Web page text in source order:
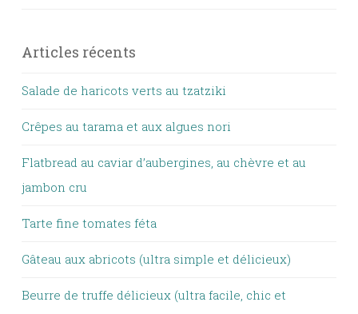
Articles récents
Salade de haricots verts au tzatziki
Crêpes au tarama et aux algues nori
Flatbread au caviar d’aubergines, au chèvre et au
jambon cru
Tarte fine tomates féta
Gâteau aux abricots (ultra simple et délicieux)
Beurre de truffe délicieux (ultra facile, chic et